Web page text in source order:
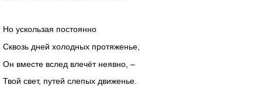
Но ускользая постоянно
Сквозь дней холодных протяженье,
Он вместе вслед влечёт неявно, –
Твой свет, путей слепых движенье.